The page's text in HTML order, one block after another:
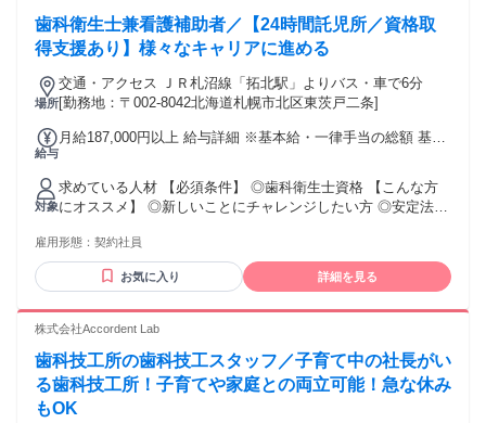
歯科衛生士兼看護補助者／【24時間託児所／資格取
得支援あり】様々なキャリアに進める
場所
交通・アクセス ＪＲ札沼線「拓北駅」よりバス・車で6分
[勤務地：〒002-8042北海道札幌市北区東茨戸二条]
給与
月給187,000円以上 給与詳細 ※基本給・一律手当の総額 基本
に一律で支払われる通勤・皆勤・家族手当金額：あり 1ヶ月あ
たり0円 〜 1万5000円 全員に一律で支払われるその他手当金
額：あり 1ヶ月あたり1万2000円 〜 【手当】 ◎通勤手当：上
限15,000円／月 ◎時間外手当
対象
求めている人材 【必須条件】 ◎歯科衛生士資格 【こんな方
にオススメ】 ◎新しいことにチャレンジしたい方 ◎安定法人
方 当法人は、複数事業所の運営をしており多様なキャリア選
択も可能となります。
雇用形態： 契約社員
お気に入り 詳細を見る
株式会社Accordent Lab
歯科技工所の歯科技工スタッフ／子育て中の社長がい
る歯科技工所！子育てや家庭との両立可能！急な休み
もOK